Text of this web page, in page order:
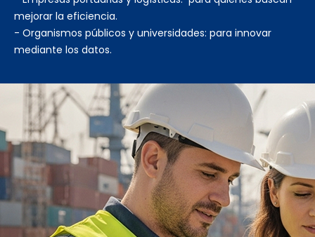
mejorar la eficiencia.
- Organismos públicos y universidades: para innovar
mediante los datos.